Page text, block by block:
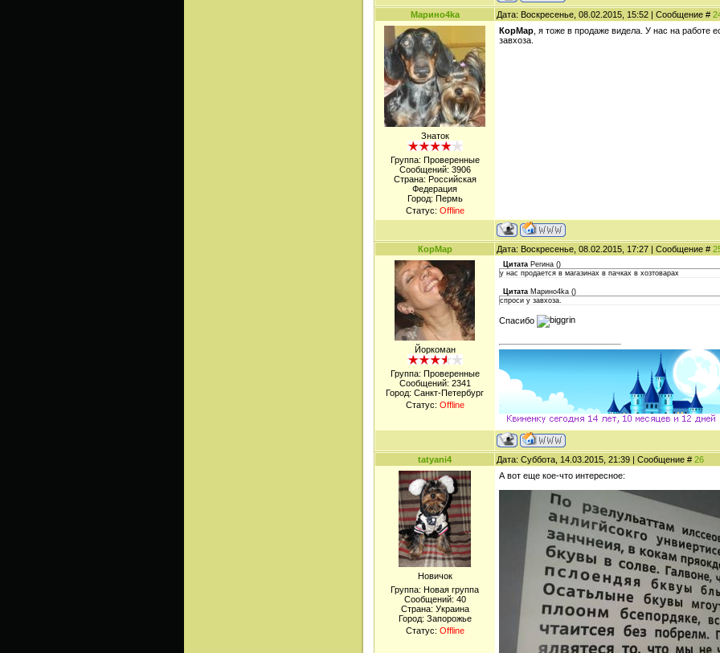
Марино4kа Дата: Воскресенье, 08.02.2015, 15:52 | Сообщение #
Знаток
Группа: Проверенные
Сообщений: 3906
Страна: Российская
Федерация
Город: Пермь
Статус: Offline
КорМар , я тоже в продаже видела. У нас на работе
завхоза.
КорМар Дата: Воскресенье, 08.02.2015, 17:27 | Сообщение #
Йоркоман
Группа: Проверенные
Сообщений: 2341
Город: Санкт-Петербург
Статус: Offline
Цитата Регина ()
у нас продается в магазинах в пачках в хозтоварах
Цитата Марино4kа ()
спроси у завхоза.
Спасибо
tatyani4 Дата: Суббота, 14.03.2015, 21:39 | Сообщение # 26
Новичок
Группа: Новая группа
Сообщений: 40
Страна: Украина
Город: Запорожье
Статус: Offline
А вот еще кое-что интересное: